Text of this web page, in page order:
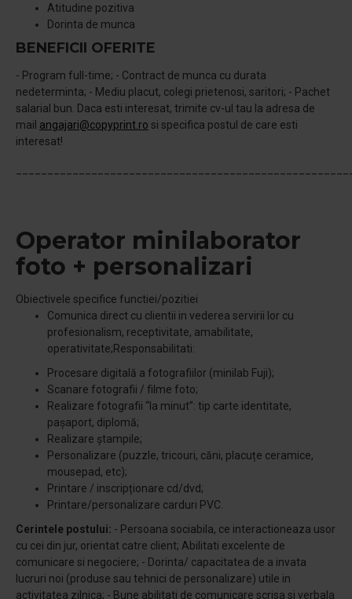
Atitudine pozitiva
Dorinta de munca
BENEFICII OFERITE
- Program full-time; - Contract de munca cu durata
nedeterminta; - Mediu placut, colegi prietenosi, saritori; - Pachet
salarial bun. Daca esti interesat, trimite cv-ul tau la adresa de
mail angajari@copyprint.ro si specifica postul de care esti
interesat!
Operator minilaborator
foto + personalizari
Obiectivele specifice functiei/pozitiei
Comunica direct cu clientii in vederea servirii lor cu
profesionalism, receptivitate, amabilitate,
operativitate;Responsabilitati:
Procesare digitală a fotografiilor (minilab Fuji);
Scanare fotografii / filme foto;
Realizare fotografii “la minut”: tip carte identitate,
pașaport, diplomă;
Realizare ștampile;
Personalizare (puzzle, tricouri, căni, placuțe ceramice,
mousepad, etc);
Printare / inscripționare cd/dvd;
Printare/personalizare carduri PVC.
Cerintele postului: - Persoana sociabila, ce interactioneaza usor
cu cei din jur, orientat catre client; Abilitati excelente de
comunicare si negociere; - Dorinta/ capacitatea de a invata
lucruri noi (produse sau tehnici de personalizare) utile in
activitatea zilnica; - Bune abilitati de comunicare scrisa si verbala